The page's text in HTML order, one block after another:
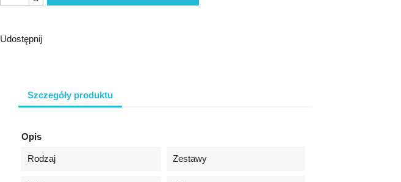
Udostępnij
Szczegóły produktu
Opis
Rodzaj Zestawy